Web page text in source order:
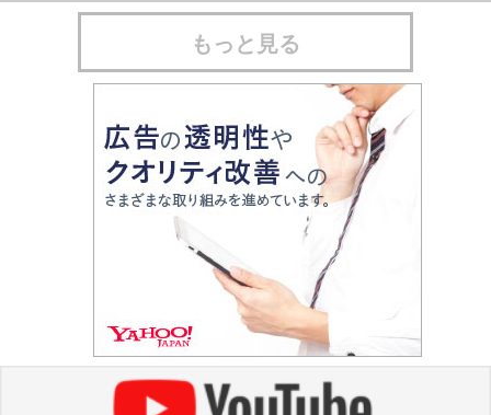
もっと見る